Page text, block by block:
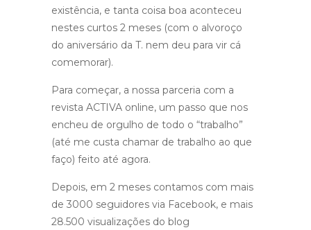
existência, e tanta coisa boa aconteceu
nestes curtos 2 meses (com o alvoroço
do aniversário da T. nem deu para vir cá
comemorar).
Para começar, a nossa parceria com a
revista ACTIVA online, um passo que nos
encheu de orgulho de todo o “trabalho”
(até me custa chamar de trabalho ao que
faço) feito até agora.
Depois, em 2 meses contamos com mais
de 3000 seguidores via Facebook, e mais
28.500 visualizações do blog